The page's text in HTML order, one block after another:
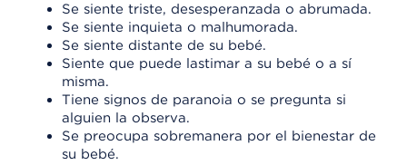
Se siente triste, desesperanzada o abrumada.
Se siente inquieta o malhumorada.
Se siente distante de su bebé.
Siente que puede lastimar a su bebé o a sí
misma.
Tiene signos de paranoia o se pregunta si
alguien la observa.
Se preocupa sobremanera por el bienestar de
su bebé.